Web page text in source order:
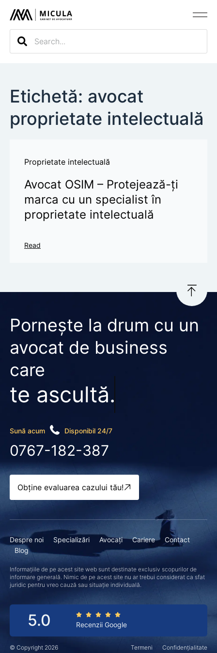
Etichetă: avocat
proprietate intelectuală
Proprietate intelectuală
Avocat OSIM – Protejează-ți
marca cu un specialist în
proprietate intelectuală
Read
© Copyright 2026 Termeni Confidențialitate
Pornește la drum cu un
avocat de business
care
te ascultă.
Sună acum Disponibil 24/7
0767-182-387
Obține evaluarea cazului tău!
Despre noi Specializări Avocați Cariere
Contact
Blog
Informațiile de pe acest site web sunt destinate exclusiv scopurilor de
informare generală. Nimic de pe acest site nu ar trebui considerat ca sfat
juridic pentru vreo cauză sau situație individuală.
5.0 Recenzii Google